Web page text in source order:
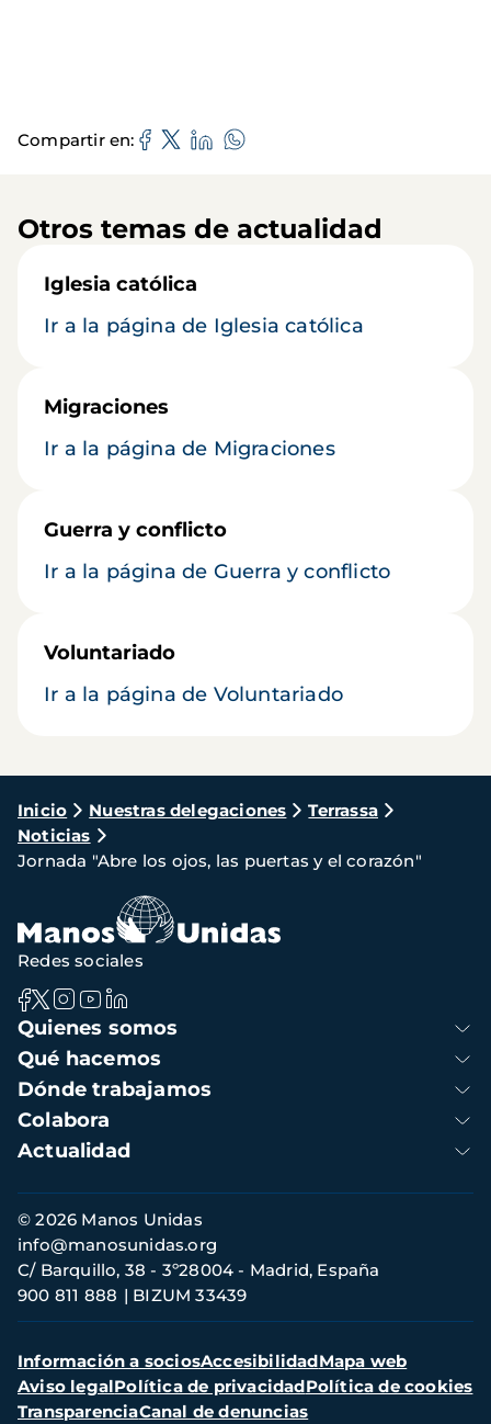
Compartir en
Otros temas de actualidad
Iglesia católica
Ir a la página de Iglesia católica
Migraciones
Ir a la página de Migraciones
Guerra y conflicto
Ir a la página de Guerra y conflicto
Voluntariado
Ir a la página de Voluntariado
Ruta
de
navegación
Inicio Nuestras delegaciones
Terrassa
Noticias
Jornada "Abre los ojos, las puertas y el corazón"
Navegación
principal
Quienes somos
Qué hacemos
Dónde trabajamos
Colabora
Actualidad
Redes sociales
Información
de
contacto
© 2026 Manos Unidas
C/ Barquillo, 38 - 3º28004 - Madrid, España
900 811 888
BIZUM 33439
info@manosunidas.org
Menú
secundario
Información a sociosAccesibilidadMapa web
Aviso legalPolítica de privacidadPolítica de cookies
TransparenciaCanal de denuncias